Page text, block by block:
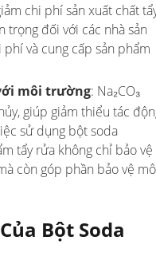
chi phí sản xuất chất
trọng đối với các nhà sản
và cung cấp sản phẩm
môi trường: Na₂CO₃
giúp giảm thiểu tác
sử dụng bột soda
tẩy rửa không chỉ bảo vệ
còn góp phần bảo vệ
Bột Soda